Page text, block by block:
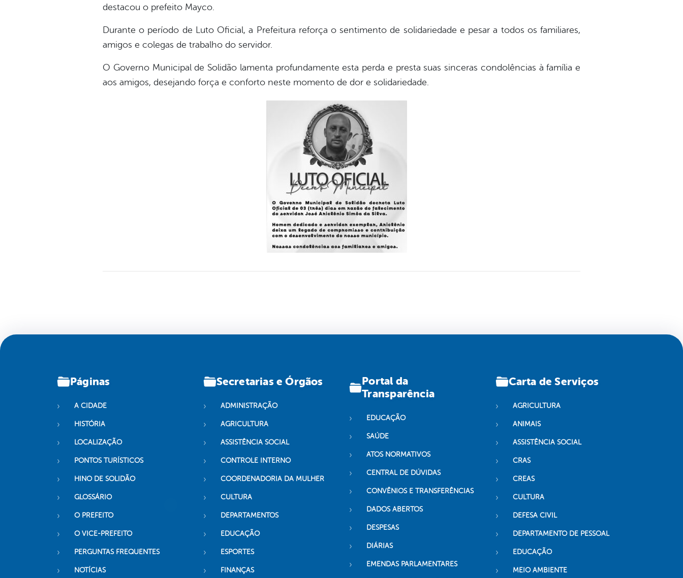
destacou o prefeito Mayco.
Durante o período de Luto Oficial, a Prefeitura reforça o sentimento de solidariedade e pesar a todos os familiares,
amigos e colegas de trabalho do servidor.
O Governo Municipal de Solidão lamenta profundamente esta perda e presta suas sinceras condolências à família e
aos amigos, desejando força e conforto neste momento de dor e solidariedade.
Páginas
A CIDADE
HISTÓRIA
LOCALIZAÇÃO
PONTOS TURÍSTICOS
HINO DE SOLIDÃO
GLOSSÁRIO
O PREFEITO
O VICE-PREFEITO
PERGUNTAS FREQUENTES
NOTÍCIAS
Secretarias e Órgãos
ADMINISTRAÇÃO
AGRICULTURA
ASSISTÊNCIA SOCIAL
CONTROLE INTERNO
COORDENADORIA DA MULHER
CULTURA
DEPARTAMENTOS
EDUCAÇÃO
ESPORTES
FINANÇAS
Portal da
Transparência
EDUCAÇÃO
SAÚDE
ATOS NORMATIVOS
CENTRAL DE DÚVIDAS
CONVÊNIOS E TRANSFERÊNCIAS
DADOS ABERTOS
DESPESAS
DIÁRIAS
EMENDAS PARLAMENTARES
Carta de Serviços
AGRICULTURA
ANIMAIS
ASSISTÊNCIA SOCIAL
CRAS
CREAS
CULTURA
DEFESA CIVIL
DEPARTAMENTO DE PESSOAL
EDUCAÇÃO
MEIO AMBIENTE